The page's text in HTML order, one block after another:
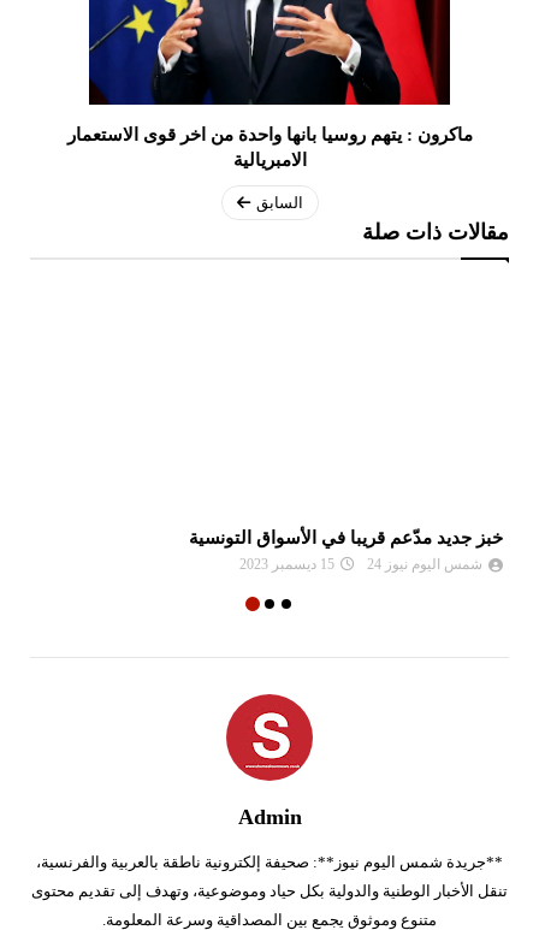
ماكرون : يتهم روسيا بانها واحدة من اخر قوى الاستعمار
الامبريالية
السابق
مقالات ذات صلة
خبز جديد مدّعم قريبا في الأسواق التونسية
شمس اليوم نيوز 24 15 ديسمبر 2023
Admin
**جريدة شمس اليوم نيوز**: صحيفة إلكترونية ناطقة بالعربية والفرنسية،
تنقل الأخبار الوطنية والدولية بكل حياد وموضوعية، وتهدف إلى تقديم محتوى
متنوع وموثوق يجمع بين المصداقية وسرعة المعلومة.